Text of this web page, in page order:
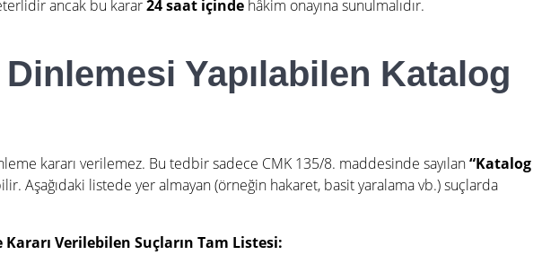
ancak bu karar24 saat içinde hâkim onayına sunulmalıdır.
Yapılabilen Katalog
kararı verilemez. Bu tedbir sadece CMK 135/8. maddesinde sayılan“Katalog
Aşağıdaki listede yer almayan (örneğin hakaret, basit yaralama vb.) suçlarda
Verilebilen Suçların Tam Listesi: